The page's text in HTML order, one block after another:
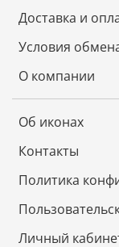
Доставка и
Условия
О компании
Об иконах
Контакты
Политика
Личный